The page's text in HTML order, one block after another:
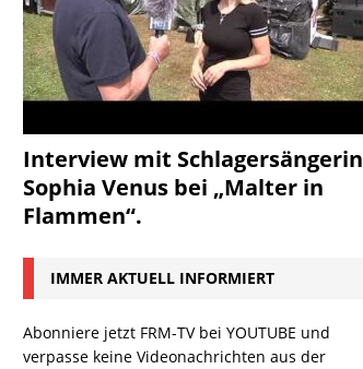
Interview mit Schlagersängerin
Sophia Venus bei „Malter in
Flammen“.
IMMER AKTUELL INFORMIERT
Abonniere jetzt FRM-TV bei YOUTUBE und
verpasse keine Videonachrichten aus der